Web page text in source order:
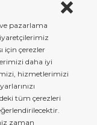
pazarlama
için çerezler
daha iyi
hizmetlerimizi
tüm çerezleri
zaman